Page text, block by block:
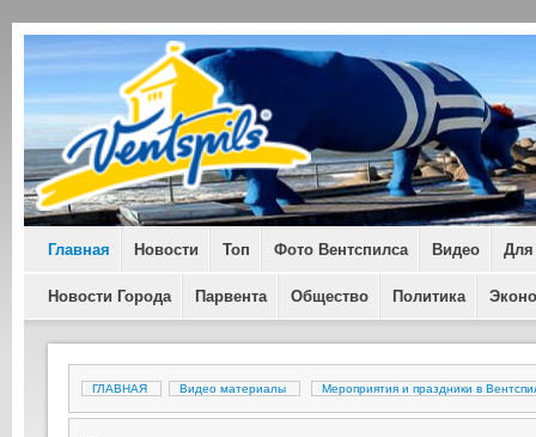
Главная Новости Топ Фото Вентспилса Видео Для
Новости Города Парвента Общество Политика
ГЛАВНАЯ Видео материалы Мероприятия и праздники в